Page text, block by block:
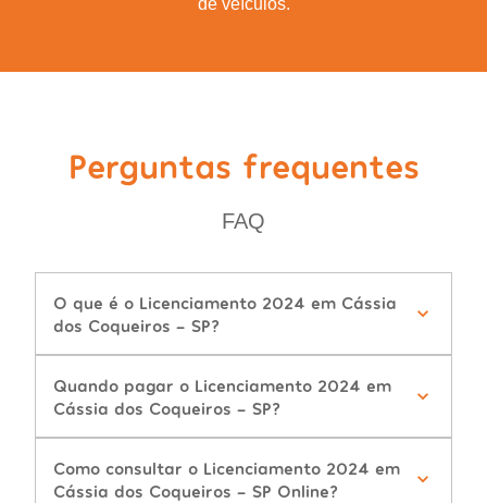
de veículos.
Perguntas frequentes
FAQ
O que é o Licenciamento 2024 em Cássia
dos Coqueiros - SP?
Quando pagar o Licenciamento 2024 em
Cássia dos Coqueiros - SP?
Como consultar o Licenciamento 2024 em
Cássia dos Coqueiros - SP Online?